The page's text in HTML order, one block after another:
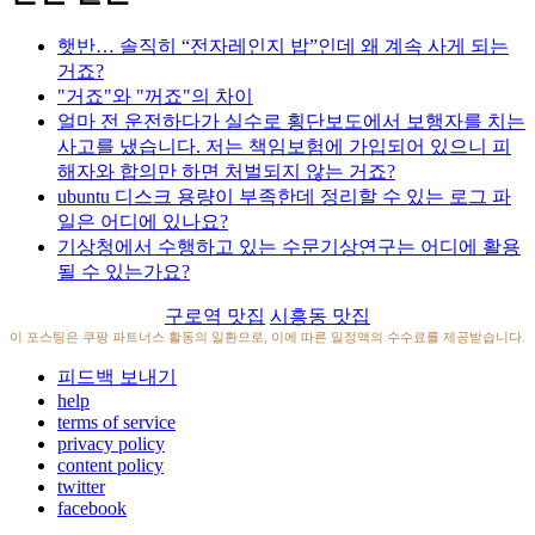
햇반… 솔직히 “전자레인지 밥”인데 왜 계속 사게 되는
거죠?
"거죠"와 "꺼죠"의 차이
얼마 전 운전하다가 실수로 횡단보도에서 보행자를 치는
사고를 냈습니다. 저는 책임보험에 가입되어 있으니 피
해자와 합의만 하면 처벌되지 않는 거죠?
ubuntu 디스크 용량이 부족한데 정리할 수 있는 로그 파
일은 어디에 있나요?
기상청에서 수행하고 있는 수문기상연구는 어디에 활용
될 수 있는가요?
구로역 맛집 시흥동 맛집
이 포스팅은 쿠팡 파트너스 활동의 일환으로, 이에 따른 일정액의 수수료를 제공받습니다.
피드백 보내기
help
terms of service
privacy policy
content policy
twitter
facebook